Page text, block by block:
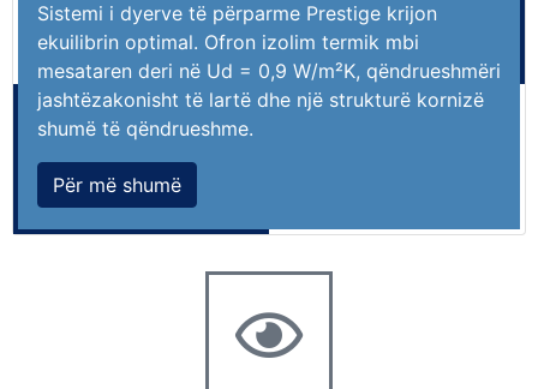
Sistemi i dyerve të përparme Prestige krijon
ekuilibrin optimal. Ofron izolim termik mbi
mesataren deri në Ud = 0,9 W/m²K, qëndrueshmëri
jashtëzakonisht të lartë dhe një strukturë kornizë
shumë të qëndrueshme.
Për më shumë